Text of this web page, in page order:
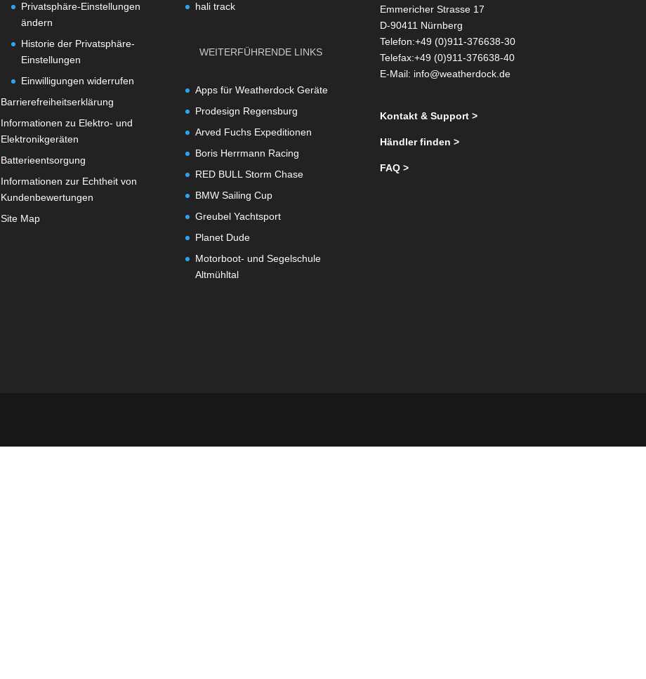
Privatsphäre-Einstellungen
ändern
Historie der Privatsphäre-
Einstellungen
Einwilligungen widerrufen
Barrierefreiheitserklärung
Informationen zu Elektro- und
Elektronikgeräten
Batterieentsorgung
Informationen zur Echtheit von
Kundenbewertungen
Site Map
hali track
WEITERFÜHRENDE LINKS
Apps für Weatherdock Geräte
Prodesign Regensburg
Arved Fuchs Expeditionen
Boris Herrmann Racing
RED BULL Storm Chase
BMW Sailing Cup
Greubel Yachtsport
Planet Dude
Motorboot- und Segelschule
Altmühltal
Emmericher Strasse 17
D-90411 Nürnberg
Telefon:+49 (0)911-376638-30
Telefax:+49 (0)911-376638-40
E-Mail: info@weatherdock.de
Kontakt & Support >
Händler finden >
FAQ >